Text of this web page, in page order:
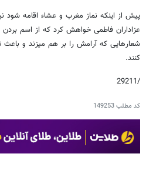
پیش از اینکه نماز مغرب و عشاء اقامه شود
عزاداران فاطمی خواهش کرد که از اسم
شعارهایی که آرامش را بر هم می​زند و
کنند.
/29211
کد مطلب149253